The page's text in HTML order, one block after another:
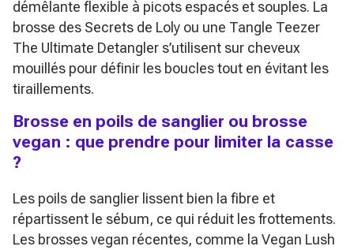
démêlante flexible à picots espacés et souples. La
brosse des Secrets de Loly ou une Tangle Teezer
The Ultimate Detangler s’utilisent sur cheveux
mouillés pour définir les boucles tout en évitant les
tiraillements.
Brosse en poils de sanglier ou brosse
vegan : que prendre pour limiter la casse
?
Les poils de sanglier lissent bien la fibre et
répartissent le sébum, ce qui réduit les frottements.
Les brosses vegan récentes, comme la Vegan Lush